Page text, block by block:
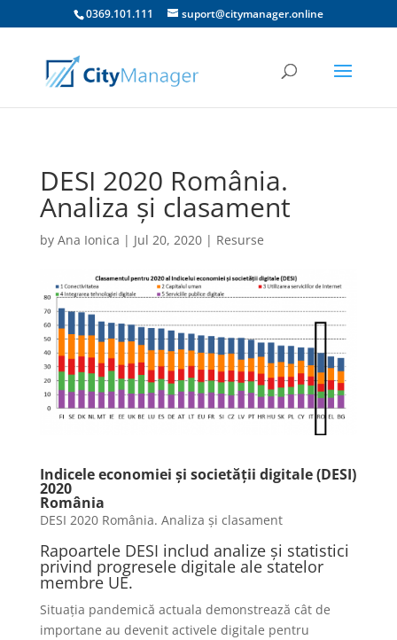
0369.101.111 suport@citymanager.online
DESI 2020 România.
Analiza și clasament
by Ana Ionica | Jul 20, 2020| Resurse
Indicele economiei și societății digitale (DESI)
2020
România
DESI 2020 România. Analiza și clasament
Rapoartele DESI includ analize și statistici
privind progresele digitale ale statelor
membre UE.
Situația pandemică actuala demonstrează cât de
importane au devenit activele digitale pentru